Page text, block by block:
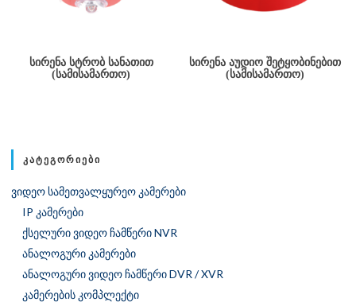
ᲡᲘᲠᲔᲜᲐ ᲡᲢᲠᲝᲑ ᲡᲐᲜᲐᲗᲘᲗ
(ᲡᲐᲛᲘᲡᲐᲛᲐᲠᲗᲝ)
ᲡᲘᲠᲔᲜᲐ ᲐᲣᲓᲘᲝ ᲨᲔᲢᲧᲝᲑᲘᲜᲔᲑᲘᲗ
(ᲡᲐᲛᲘᲡᲐᲛᲐᲠᲗᲝ)
ᲙᲐᲢᲔᲒᲝᲠᲘᲔᲑᲘ
ვიდეო სამეთვალყურეო კამერები
IP კამერები
ქსელური ვიდეო ჩამწერი NVR
ანალოგური კამერები
ანალოგური ვიდეო ჩამწერი DVR / XVR
კამერების კომპლექტი